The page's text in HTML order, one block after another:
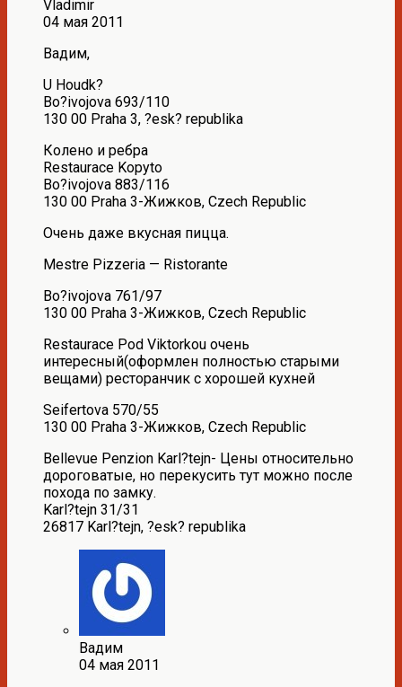
Vladimir
04 мая 2011
Вадим,
U Houdk?
Bo?ivojova 693/110
130 00 Praha 3, ?esk? republika
Колено и ребра
Restaurace Kopyto
Bo?ivojova 883/116
130 00 Praha 3-Жижков, Czech Republic
Очень даже вкусная пицца.
Mestre Pizzeria — Ristorante
Bo?ivojova 761/97
130 00 Praha 3-Жижков, Czech Republic
Restaurace Pod Viktorkou очень
интересный(оформлен полностью старыми
вещами) ресторанчик с хорошей кухней
Seifertova 570/55
130 00 Praha 3-Жижков, Czech Republic
Bellevue Penzion Karl?tejn- Цены относительно
дороговатые, но перекусить тут можно после
похода по замку.
Karl?tejn 31/31
26817 Karl?tejn, ?esk? republika
Вадим
04 мая 2011